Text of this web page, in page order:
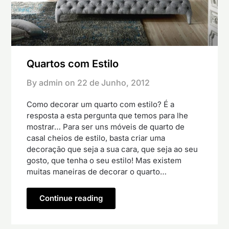
Quartos com Estilo
By admin on 22 de Junho, 2012
Como decorar um quarto com estilo? É a
resposta a esta pergunta que temos para lhe
mostrar… Para ser uns móveis de quarto de
casal cheios de estilo, basta criar uma
decoração que seja a sua cara, que seja ao seu
gosto, que tenha o seu estilo! Mas existem
muitas maneiras de decorar o quarto…
Continue reading